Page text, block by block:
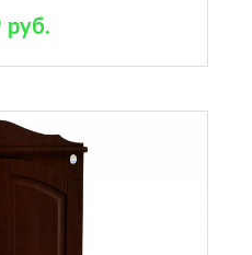
руб.